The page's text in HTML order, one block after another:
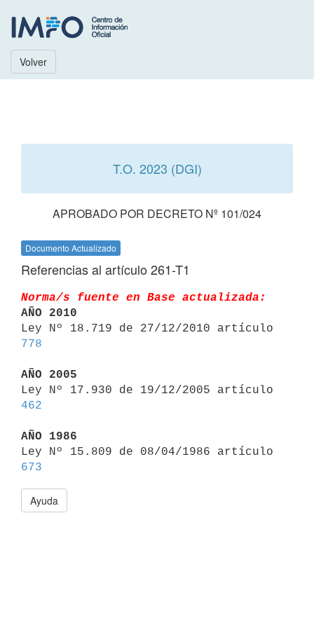
Volver
T.O. 2023 (DGI)
APROBADO POR DECRETO Nº 101/024
Documento Actualizado
Referencias al artículo 261-T1
Norma/s fuente en Base actualizada:
AÑO 2010
778
AÑO 2005
462
AÑO 1986
673
Ayuda